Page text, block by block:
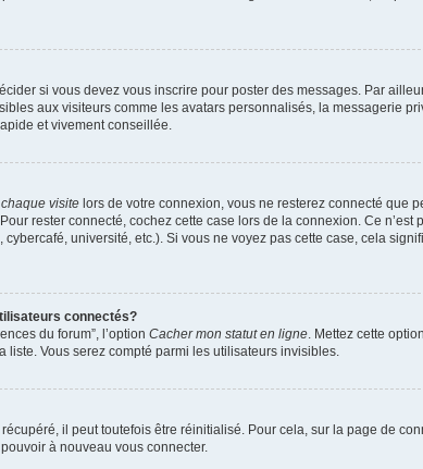
si vous devez vous inscrire pour poster des messages. Par
aux visiteurs comme les avatars personnalisés, la messagerie
et vivement conseillée.
visite lors de votre connexion, vous ne resterez connecté que
rester connecté, cochez cette case lors de la connexion. Ce n’est
université, etc.). Si vous ne voyez pas cette case, cela
connectés?
du forum”, l’option Cacher mon statut en ligne. Mettez cette
Vous serez compté parmi les utilisateurs invisibles.
il peut toutefois être réinitialisé. Pour cela, sur la page de
à nouveau vous connecter.